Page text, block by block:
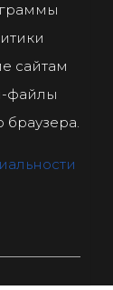
сайтам
файлы
браузера.